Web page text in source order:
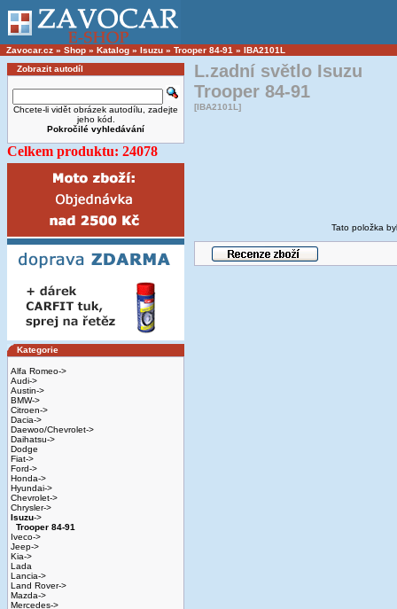
Zavocar.cz » Shop » Katalog » Isuzu » Trooper 84-91 » IBA2101L
Zobrazit autodíl
Chcete-li vidět obrázek autodílu, zadejte
jeho kód.
Pokročilé vyhledávání
Celkem produktu: 24078
Kategorie
Alfa Romeo->
Audi->
Austin->
BMW->
Citroen->
Dacia->
Daewoo/Chevrolet->
Daihatsu->
Dodge
Fiat->
Ford->
Honda->
Hyundai->
Chevrolet->
Chrysler->
Isuzu->
Trooper 84-91
Iveco->
Jeep->
Kia->
Lada
Lancia->
Land Rover->
Mazda->
Mercedes->
L.zadní světlo Isuzu
Trooper 84-91
[IBA2101L]
Tato položka